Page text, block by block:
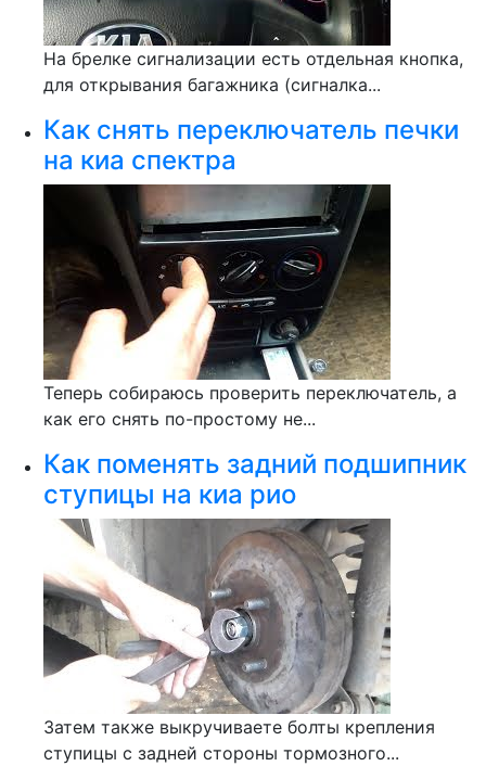
На брелке сигнализации есть отдельная кнопка,
для открывания багажника (сигналка...
Как снять переключатель печки
на киа спектра
Теперь собираюсь проверить переключатель, а
как его снять по-простому не...
Как поменять задний подшипник
ступицы на киа рио
Затем также выкручиваете болты крепления
ступицы с задней стороны тормозного...